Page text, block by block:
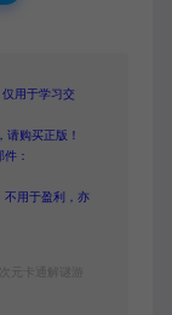
用于学习交
购买正版！
：
不用于盈利，亦
元卡通解谜游